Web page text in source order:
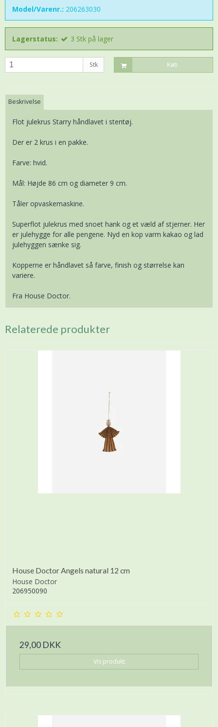
Model/Varenr.: 206263030
Lagerstatus: 3 Stk på lager
Stk Køb
Beskrivelse
Flot julekrus Starry håndlavet i stentøj.
Der er 2 krus i en pakke.
Farve: hvid.
Mål: Højde 86 cm og diameter 9 cm.
Tåler opvaskemaskine.
Superflot julekrus med snoet hank og et væld af stjerner. Her
er julehygge for alle pengene. Nyd en kop varm kakao og lad
julehyggen sænke sig.
Kopperne er håndlavet så farve, finish og størrelse kan
variere.
Fra House Doctor.
Relaterede produkter
House Doctor Angels natural 12 cm
House Doctor
206950090
29,00 DKK
Vis produkt